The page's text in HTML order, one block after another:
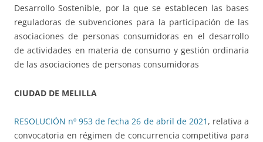
Desarrollo Sostenible, por la que se establecen las bases
reguladoras de subvenciones para la participación de las
asociaciones de personas consumidoras en el desarrollo
de actividades en materia de consumo y gestión ordinaria
de las asociaciones de personas consumidoras
CIUDAD DE MELILLA
RESOLUCIÓN nº 953 de fecha 26 de abril de 2021 , relativa a
convocatoria en régimen de concurrencia competitiva para